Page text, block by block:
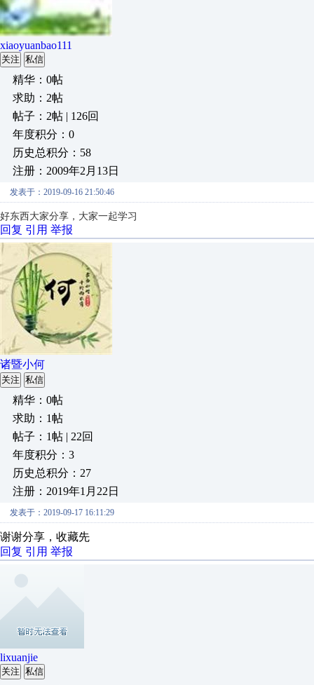
xiaoyuanbao111
关注 私信
精华：0帖
求助：2帖
帖子：2帖 | 126回
年度积分：0
历史总积分：58
注册：2009年2月13日
发表于：2019-09-16 21:50:46
好东西大家分享，大家一起学习
回复 引用 举报
诸暨小何
关注 私信
精华：0帖
求助：1帖
帖子：1帖 | 22回
年度积分：3
历史总积分：27
注册：2019年1月22日
发表于：2019-09-17 16:11:29
谢谢分享，收藏先
回复 引用 举报
lixuanjie
关注 私信